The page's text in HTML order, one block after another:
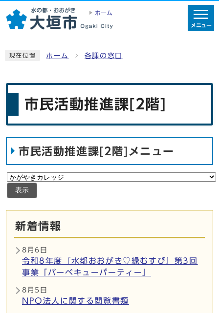
ホーム
メニュー
現在位置 ホーム 各課の窓口
市民活動推進課[2階]
市民活動推進課[2階]メニュー
表示
新着情報
8月6日
令和8年度『水都おおがき♡縁むすび』第3回
事業「バーベキューパーティー」
8月5日
NPO法人に関する閲覧書類